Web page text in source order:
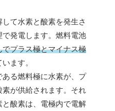
て水素と酸素を発生さ
発電します。燃料電池
でプラス極とマイナス極
ます。
る燃料極に水素が、プ
が供給されます。それ
酸素は、電極内で電解